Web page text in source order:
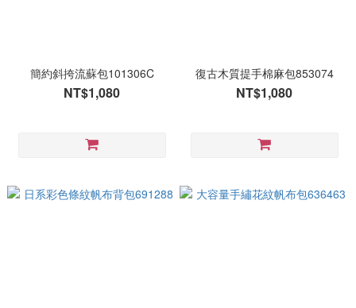
簡約斜挎流蘇包101306C
NT$1,080
復古木質提手棉麻包853074
NT$1,080